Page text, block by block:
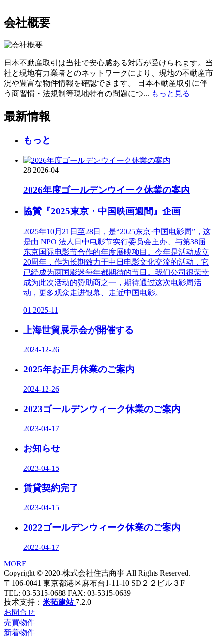
会社概要
日本不動産取引は当社で安心感ある対応が受けられます。当
社と現地有力業者とのネットワークにより、現地の不動産市
況や豊富な物件情報を確認できます。 日本不動産取引に伴
う商習慣・法規制等現地特有の問題につ... もっと見る
最新情報
もっと
28 2026-04
2026年度ゴールデンウイーク休業の案内
協賛『2025東京・中国映画週間』企画
2025年10月21日至28日，是“2025东京·中国电影周”，这
是由 NPO 法人日中电影节实行委员会主办、与第38届
东京国际电影节合作的年度展映项目。今年是活动成立
20周年，作为长期致力于中日电影文化交流的活动，它
已经成为两国影迷每年都期待的节日。我们公司很荣幸
成为此次活动的赞助商之一，期待通过这次电影周活
动，更多观众走进银幕、走近中国电影。
01 2025-11
上海世貿展示会が開催する
2024-12-26
2025年お正月休業のご案内
2024-12-26
2023ゴールデンウィーク休業のご案内
2023-04-17
お知らせ
2023-04-15
賃貸契約完了
2023-04-15
2022ゴールデンウィーク休業のご案内
2022-04-17
MORE
Copyright © 2020-株式会社住吉商事 All Rights Reserved.
〒106-0041 東京都港区麻布台1-11-10 SD２２ビル３F
TEL: 03-5315-0688 FAX: 03-5315-0689
技术支持： 米拓建站 7.2.0
お問合せ
売買物件
新着物件